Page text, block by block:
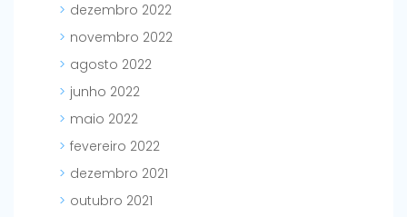
dezembro 2022
novembro 2022
agosto 2022
junho 2022
maio 2022
fevereiro 2022
dezembro 2021
outubro 2021